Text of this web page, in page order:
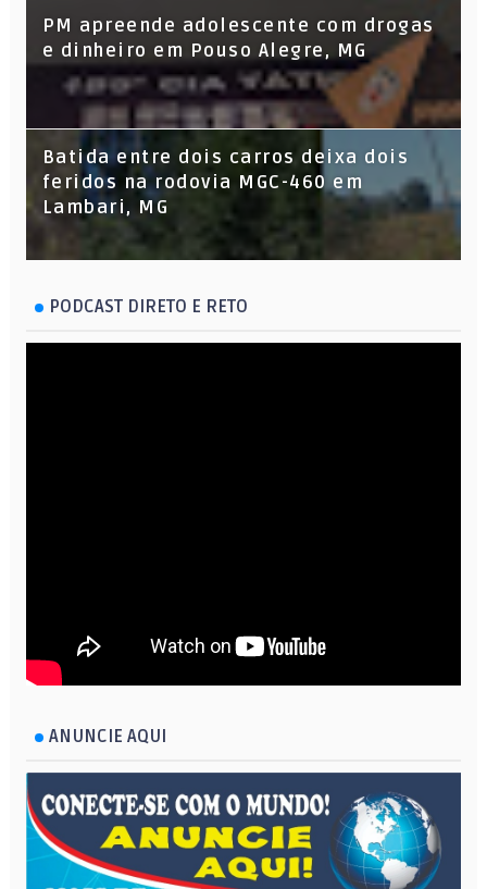
PM apreende adolescente com drogas
e dinheiro em Pouso Alegre, MG
Batida entre dois carros deixa dois
feridos na rodovia MGC-460 em
Lambari, MG
PODCAST DIRETO E RETO
ANUNCIE AQUI